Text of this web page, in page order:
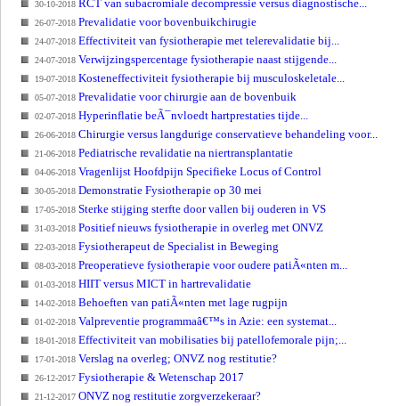
30-10-2018 RCT van subacromiale decompressie versus diagnostische...
26-07-2018 Prevalidatie voor bovenbuikchirugie
24-07-2018 Effectiviteit van fysiotherapie met telerevalidatie bij...
24-07-2018 Verwijzingspercentage fysiotherapie naast stijgende...
19-07-2018 Kosteneffectiviteit fysiotherapie bij musculoskeletale...
05-07-2018 Prevalidatie voor chirurgie aan de bovenbuik
02-07-2018 Hyperinflatie beÃ¯nvloedt hartprestaties tijde...
26-06-2018 Chirurgie versus langdurige conservatieve behandeling voor...
21-06-2018 Pediatrische revalidatie na niertransplantatie
04-06-2018 Vragenlijst Hoofdpijn Specifieke Locus of Control
30-05-2018 Demonstratie Fysiotherapie op 30 mei
17-05-2018 Sterke stijging sterfte door vallen bij ouderen in VS
31-03-2018 Positief nieuws fysiotherapie in overleg met ONVZ
22-03-2018 Fysiotherapeut de Specialist in Beweging
08-03-2018 Preoperatieve fysiotherapie voor oudere patiÃ«nten m...
01-03-2018 HIIT versus MICT in hartrevalidatie
14-02-2018 Behoeften van patiÃ«nten met lage rugpijn
01-02-2018 Valpreventie programmaâ€™s in Azie: een systemat...
18-01-2018 Effectiviteit van mobilisaties bij patellofemorale pijn;...
17-01-2018 Verslag na overleg; ONVZ nog restitutie?
26-12-2017 Fysiotherapie & Wetenschap 2017
21-12-2017 ONVZ nog restitutie zorgverzekeraar?